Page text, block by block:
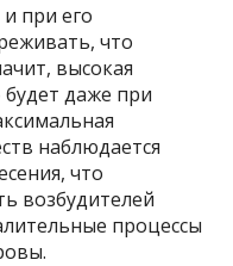
при его
что
высокая
даже при
наблюдается
что
возбудителей
процессы